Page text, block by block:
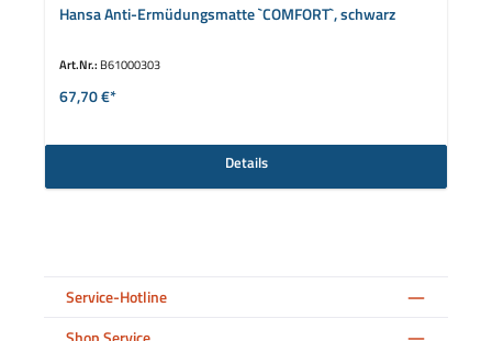
Hansa Anti-Ermüdungsmatte `COMFORT`, schwarz
Art.Nr.: B61000303
67,70 €*
Details
Service-Hotline